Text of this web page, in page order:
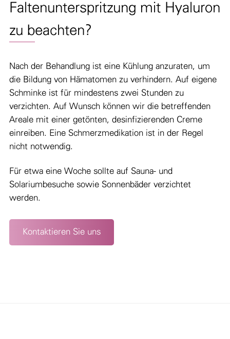
Faltenunterspritzung mit Hyaluron
zu beachten?
Nach der Behandlung ist eine Kühlung anzuraten, um
die Bildung von Hämatomen zu verhindern. Auf eigene
Schminke ist für mindestens zwei Stunden zu
verzichten. Auf Wunsch können wir die betreffenden
Areale mit einer getönten, desinfizierenden Creme
einreiben. Eine Schmerzmedikation ist in der Regel
nicht notwendig.
Für etwa eine Woche sollte auf Sauna- und
Solariumbesuche sowie Sonnenbäder verzichtet
werden.
Kontaktieren Sie uns